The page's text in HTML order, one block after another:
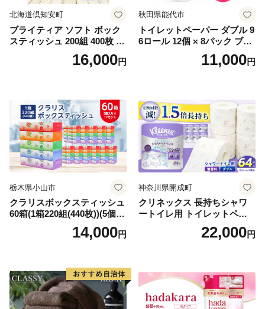
北海道倶知安町
ブライティア ソフト ボック
スティッシュ 200組 400枚 60
箱 日本製 まとめ買い ティッ
シュ リサイクル 長持 防災 常
倶知安町 日用品
16,000円
秋田県能代市
トイレットペーパー ダブル 9
6ロール 12個 × 8パック ブラ
ンカ 再生紙 100％ 芯あり 日
用品 消耗品 無香料 生活用品
11,000円
栃木県小山市
クラリスボックスティッシュ
60箱(1箱220組(440枚))(5個入
り×12セット)【1256759】
14,000円
神奈川県開成町
クリネックス 長持ちシャワ
ートイレ用 トイレットペー
パー（ダブル）64ロール(8ロ
ール×8パック) 開成町 トイレ
蓄 防災 エコ 消耗品 生活雑貨
生活用品 無香料 トイレット
ペーパー ダブル といれっと
ぺーぱー トイレ クレシア ト
22,000円